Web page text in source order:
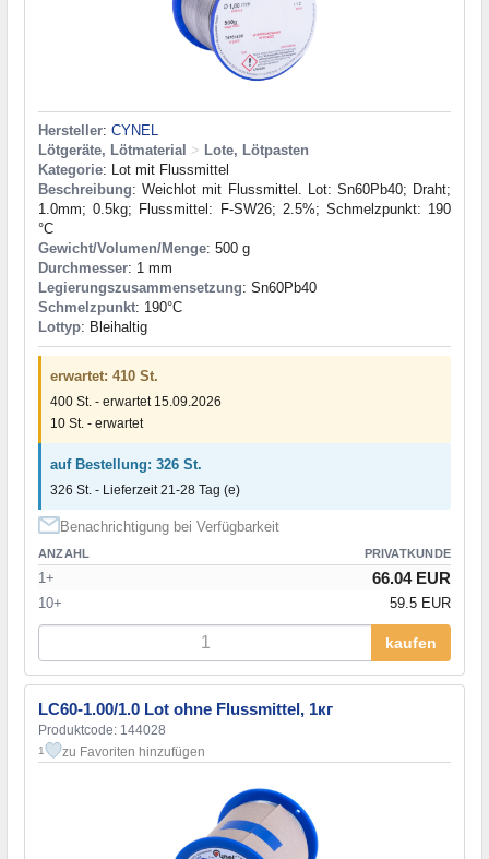
Hersteller: CYNEL
Lötgeräte, Lötmaterial > Lote, Lötpasten
Kategorie: Lot mit Flussmittel
Beschreibung: Weichlot mit Flussmittel. Lot: Sn60Pb40; Draht;
1.0mm; 0.5kg; Flussmittel: F-SW26; 2.5%; Schmelzpunkt: 190
°C
Gewicht/Volumen/Menge: 500 g
Durchmesser: 1 mm
Legierungszusammensetzung: Sn60Pb40
Schmelzpunkt: 190°С
Lottyp: Bleihaltig
erwartet: 410 St.
400 St. - erwartet 15.09.2026
10 St. - erwartet
auf Bestellung: 326 St.
326 St. - Lieferzeit 21-28 Tag (e)
Benachrichtigung bei Verfügbarkeit
ANZAHL PRIVATKUNDE
1+ 66.04 EUR
10+ 59.5 EUR
kaufen
LC60-1.00/1.0 Lot ohne Flussmittel, 1кг
Produktcode: 144028
1 zu Favoriten hinzufügen